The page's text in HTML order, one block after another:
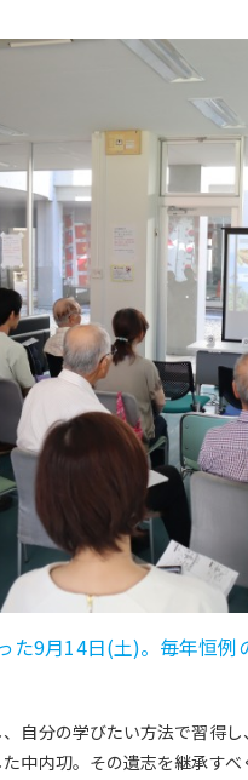
た9月14日(土)。毎年恒
、自分の学びたい方法で習得
中内㓛。その遺志を継承す